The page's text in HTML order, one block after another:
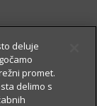
deluje
promet.
delimo s